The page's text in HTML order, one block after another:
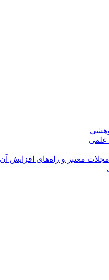
علمی
معتبر و راه‌های افزایش آن